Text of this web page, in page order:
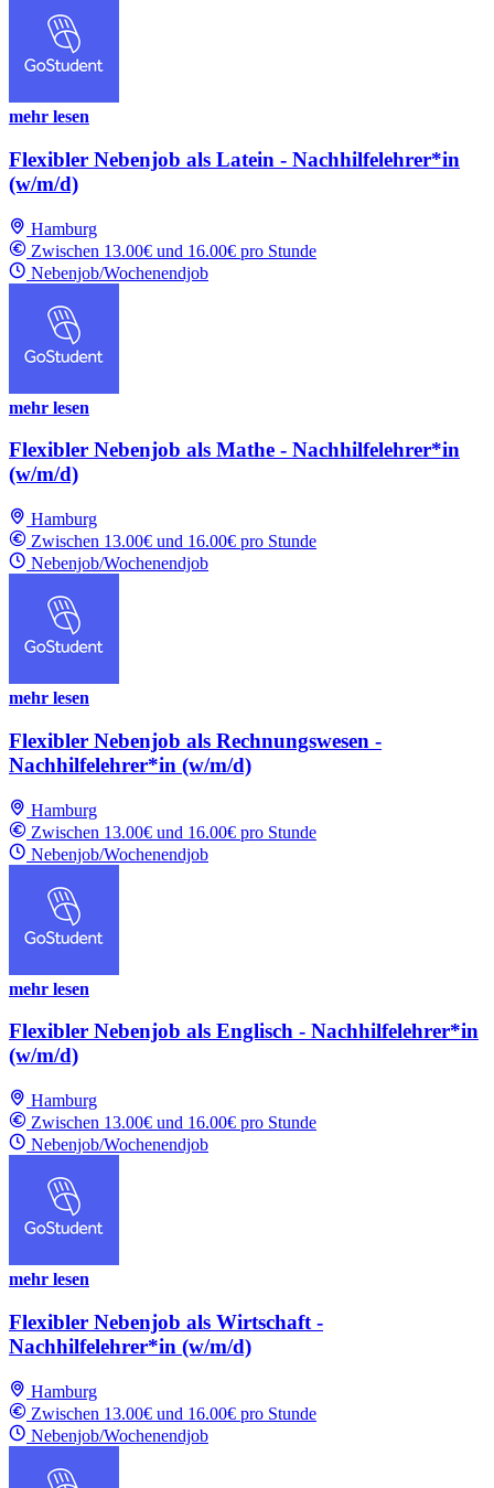
mehr lesen
Flexibler Nebenjob als Latein - Nachhilfelehrer*in
(w/m/d)
Hamburg
Zwischen 13.00€ und 16.00€ pro Stunde
Nebenjob/Wochenendjob
mehr lesen
Flexibler Nebenjob als Mathe - Nachhilfelehrer*in
(w/m/d)
Hamburg
Zwischen 13.00€ und 16.00€ pro Stunde
Nebenjob/Wochenendjob
mehr lesen
Flexibler Nebenjob als Rechnungswesen -
Nachhilfelehrer*in (w/m/d)
Hamburg
Zwischen 13.00€ und 16.00€ pro Stunde
Nebenjob/Wochenendjob
mehr lesen
Flexibler Nebenjob als Englisch - Nachhilfelehrer*in
(w/m/d)
Hamburg
Zwischen 13.00€ und 16.00€ pro Stunde
Nebenjob/Wochenendjob
mehr lesen
Flexibler Nebenjob als Wirtschaft -
Nachhilfelehrer*in (w/m/d)
Hamburg
Zwischen 13.00€ und 16.00€ pro Stunde
Nebenjob/Wochenendjob